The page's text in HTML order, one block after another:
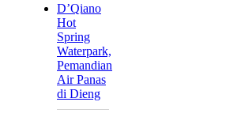
D’Qiano
Hot
Spring
Waterpark,
Pemandian
Air Panas
di Dieng